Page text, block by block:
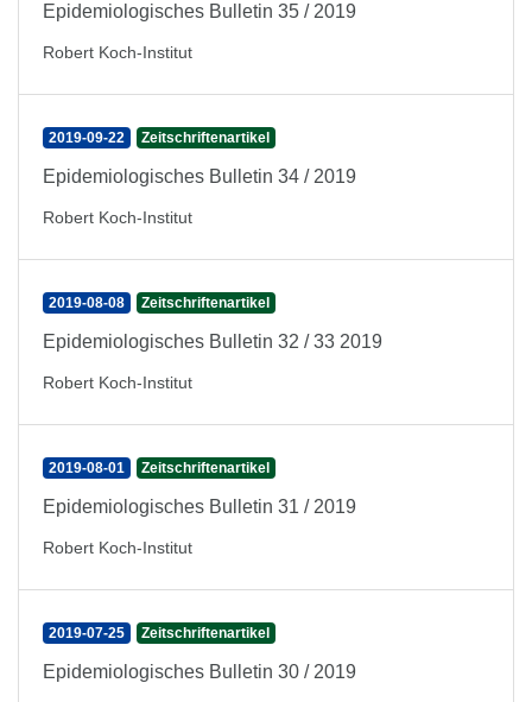
Epidemiologisches Bulletin 35 / 2019
Robert Koch-Institut
2019-09-22 Zeitschriftenartikel
Epidemiologisches Bulletin 34 / 2019
Robert Koch-Institut
2019-08-08 Zeitschriftenartikel
Epidemiologisches Bulletin 32 / 33 2019
Robert Koch-Institut
2019-08-01 Zeitschriftenartikel
Epidemiologisches Bulletin 31 / 2019
Robert Koch-Institut
2019-07-25 Zeitschriftenartikel
Epidemiologisches Bulletin 30 / 2019